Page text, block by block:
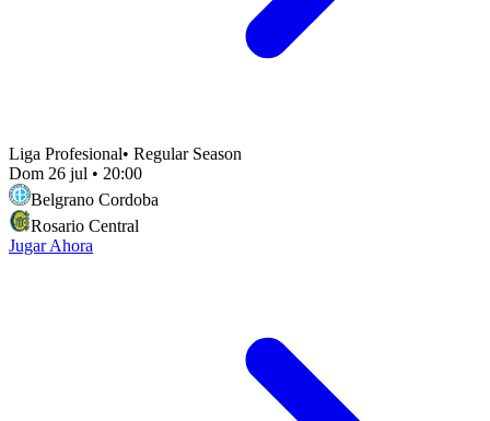
Liga Profesional• Regular Season
Dom 26 jul • 20:00
Belgrano Cordoba
Rosario Central
Jugar Ahora